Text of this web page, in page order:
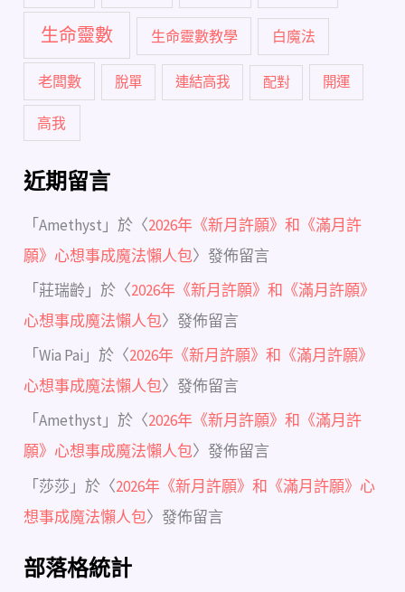
生命靈數 生命靈數教學 白魔法
老闆數 脫單 連結高我 配對 開運
高我
近期留言
「Amethyst 」於〈2026年《新月許願》和《滿月許
願》心想事成魔法懶人包〉發佈留言
「莊瑞齡 」於〈2026年《新月許願》和《滿月許願》
心想事成魔法懶人包〉發佈留言
「Wia Pai 」於〈2026年《新月許願》和《滿月許願》
心想事成魔法懶人包〉發佈留言
「Amethyst 」於〈2026年《新月許願》和《滿月許
願》心想事成魔法懶人包〉發佈留言
「 莎莎 」於〈2026年《新月許願》和《滿月許願》心
想事成魔法懶人包〉發佈留言
部落格統計